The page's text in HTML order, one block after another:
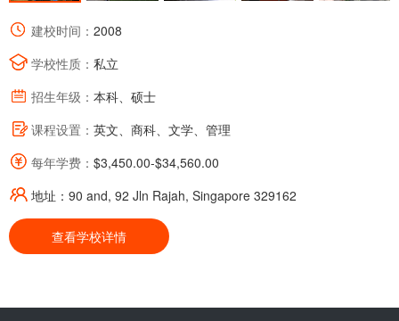
建校时间： 2008
学校性质： 私立
招生年级： 本科、硕士
课程设置： 英文、商科、文学、管理
每年学费： $3,450.00-$34,560.00
地址：90 and, 92 Jln Rajah, Singapore 329162
查看学校详情